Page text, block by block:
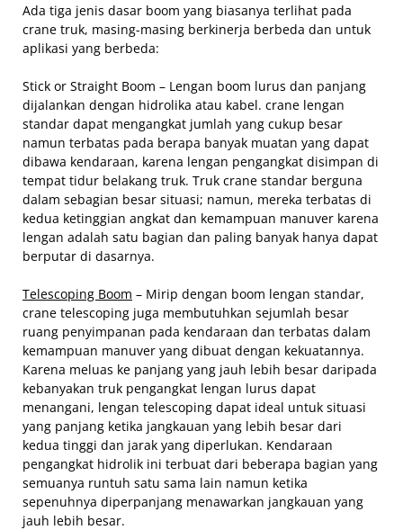
Ada tiga jenis dasar boom yang biasanya terlihat pada
crane truk, masing-masing berkinerja berbeda dan untuk
aplikasi yang berbeda:
Stick or Straight Boom – Lengan boom lurus dan panjang
dijalankan dengan hidrolika atau kabel. crane lengan
standar dapat mengangkat jumlah yang cukup besar
namun terbatas pada berapa banyak muatan yang dapat
dibawa kendaraan, karena lengan pengangkat disimpan di
tempat tidur belakang truk. Truk crane standar berguna
dalam sebagian besar situasi; namun, mereka terbatas di
kedua ketinggian angkat dan kemampuan manuver karena
lengan adalah satu bagian dan paling banyak hanya dapat
berputar di dasarnya.
Telescoping Boom – Mirip dengan boom lengan standar,
crane telescoping juga membutuhkan sejumlah besar
ruang penyimpanan pada kendaraan dan terbatas dalam
kemampuan manuver yang dibuat dengan kekuatannya.
Karena meluas ke panjang yang jauh lebih besar daripada
kebanyakan truk pengangkat lengan lurus dapat
menangani, lengan telescoping dapat ideal untuk situasi
yang panjang ketika jangkauan yang lebih besar dari
kedua tinggi dan jarak yang diperlukan. Kendaraan
pengangkat hidrolik ini terbuat dari beberapa bagian yang
semuanya runtuh satu sama lain namun ketika
sepenuhnya diperpanjang menawarkan jangkauan yang
jauh lebih besar.